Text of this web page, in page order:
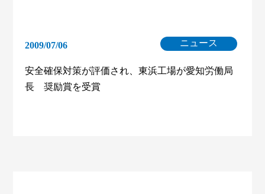
2009/07/06 ニュース
安全確保対策が評価され、東浜工場が愛知労働局
長 奨励賞を受賞